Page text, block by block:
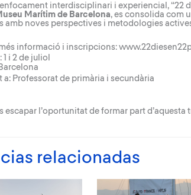
interdisciplinari i experiencial, “22
Marítim de Barcelona, es consolida com
amb noves perspectives i metodologies
informació i inscripcions:
1 i 2 de juliol
a: Professorat de primària i secundària
escapar l’oportunitat de formar part d’aquesta
relacionadas